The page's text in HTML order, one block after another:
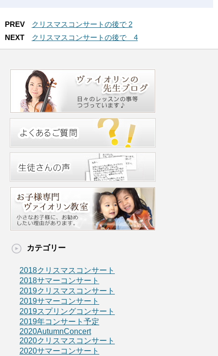
PREV
クリスマスコンサートの後で 2
NEXT
クリスマスコンサートの後で 4
カテゴリー
2018クリスマスコンサート
2018サマーコンサート
2019クリスマスコンサート
2019サマーコンサート
2019スプリングコンサート
2019年コンサート予定
2020AutumnConcert
2020クリスマスコンサート
2020サマーコンサート